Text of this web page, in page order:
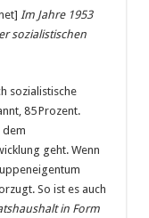
Im Jahre 1953
sozialistischen
sozialistische
85 Prozent.
dem
geht. Wenn
So ist es auch
in Form